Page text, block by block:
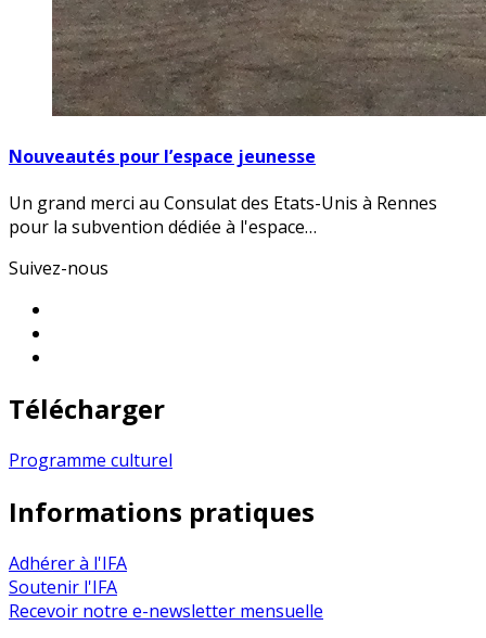
Nouveautés pour l’espace jeunesse
Un grand merci au Consulat des Etats-Unis à Rennes
pour la subvention dédiée à l'espace…
Suivez-nous
Télécharger
Programme culturel
Informations pratiques
Adhérer à l'IFA
Soutenir l'IFA
Recevoir notre e-newsletter mensuelle